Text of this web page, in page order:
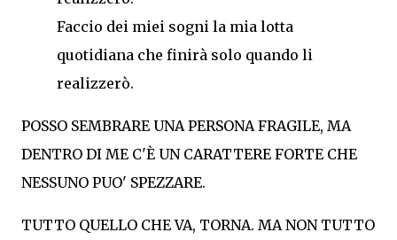
Faccio dei miei sogni la mia lotta
quotidiana che finirà solo quando li
realizzerò.
POSSO SEMBRARE UNA PERSONA FRAGILE, MA
DENTRO DI ME C'È UN CARATTERE FORTE CHE
NESSUNO PUO' SPEZZARE.
TUTTO QUELLO CHE VA, TORNA. MA NON TUTTO